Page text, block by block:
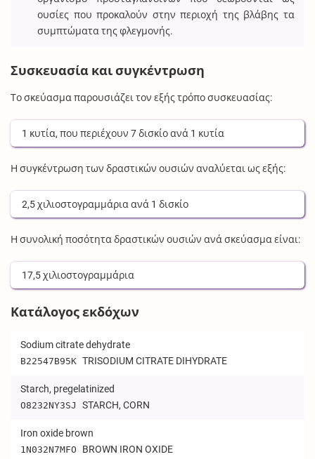
ουσίες που προκαλούν στην περιοχή της βλάβης τα
συμπτώματα της φλεγμονής.
Συσκευασία και συγκέντρωση
Το σκεύασμα παρουσιάζει τον εξής τρόπο συσκευασίας:
1 κυτία, που περιέχουν7δισκίοανά 1 κυτία
Η συγκέντρωση των δραστικών ουσιών αναλύεται ως εξής:
2,5χιλιοστογραμμάρια ανά 1 δισκίο
Η συνολική ποσότητα δραστικών ουσιών ανά σκεύασμα είναι:
17,5χιλιοστογραμμάρια
Κατάλογος εκδόχων
Sodium citrate dehydrate
B22547B95KTRISODIUM CITRATE DIHYDRATE
Starch, pregelatinized
O8232NY3SJSTARCH, CORN
Iron oxide brown
1N032N7MFO BROWN IRON OXIDE